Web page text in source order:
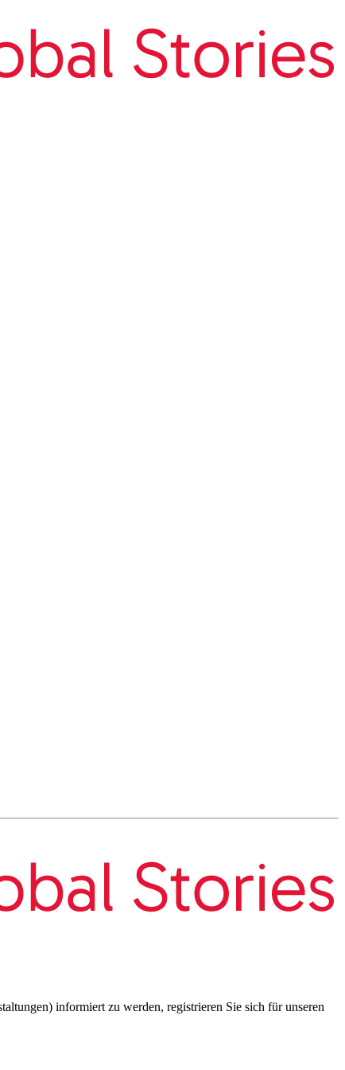
informiert zu werden, registrieren Sie sich für unseren